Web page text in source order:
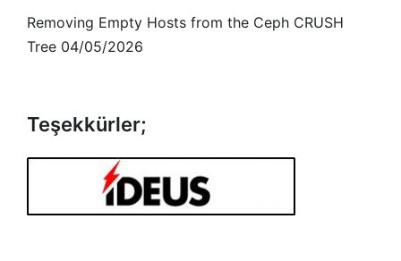
Removing Empty Hosts from the Ceph CRUSH
Tree 04/05/2026
Teşekkürler;